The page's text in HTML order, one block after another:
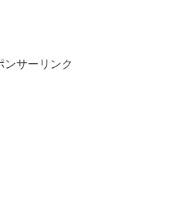
ンサーリンク